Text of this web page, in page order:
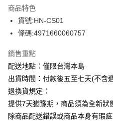
運送方式
下單前請先詢問庫存
每筆NT$130，滿NT$2,500(含以
商品特色
貨號:HN-CS01
條碼:4971660060757
銷售重點
配送地點：僅限台灣本島
出貨時間：付款後五至七天(不含
退換貨規定：
提供7天猶豫期，商品須為全新狀
除商品配送錯誤或商品本身有瑕